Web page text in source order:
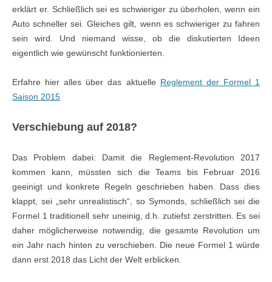
erklärt er. Schließlich sei es schwieriger zu überholen, wenn ein
Auto schneller sei. Gleiches gilt, wenn es schwieriger zu fahren
sein wird. Und niemand wisse, ob die diskutierten Ideen
eigentlich wie gewünscht funktionierten.
Erfahre hier alles über das aktuelle Reglement der Formel 1
Saison 2015
Verschiebung auf 2018?
Das Problem dabei: Damit die Reglement-Revolution 2017
kommen kann, müssten sich die Teams bis Februar 2016
geeinigt und konkrete Regeln geschrieben haben. Dass dies
klappt, sei „sehr unrealistisch“, so Symonds, schließlich sei die
Formel 1 traditionell sehr uneinig, d.h. zutiefst zerstritten. Es sei
daher möglicherweise notwendig, die gesamte Revolution um
ein Jahr nach hinten zu verschieben. Die neue Formel 1 würde
dann erst 2018 das Licht der Welt erblicken.